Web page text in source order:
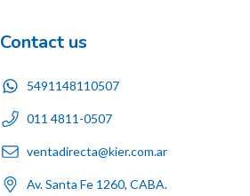
Contact us
5491148110507
011 4811-0507
ventadirecta@kier.com.ar
Av. Santa Fe 1260, CABA.